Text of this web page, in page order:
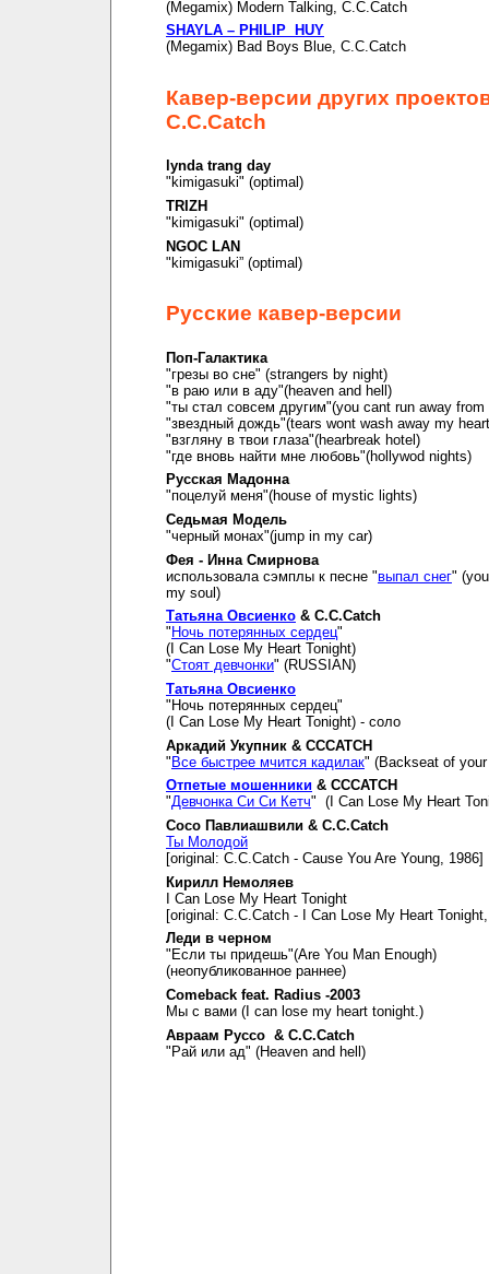
(Megamix) Modern Talking, C.C.Catch
SHAYLA – PHILIP HUY
(Megamix) Bad Boys Blue, C.C.Catch
Кавер-версии других
C.C.Catch
lynda trang day
"kimigasuki" (optimal)
TRIZH
"kimigasuki" (optimal)
NGOC LAN
"kimigasuki” (optimal)
Русские кавер-версии
Поп-Галактика
"грезы во сне" (strangers by night)
"в раю или в аду"(heaven and hell)
"ты стал совсем другим"(you cant run away from
"звездный дождь"(tears wont wash away my
"взгляну в твои глаза"(hearbreak hotel)
"где вновь найти мне любовь"(hollywod nights)
Русская Мадонна
"поцелуй меня"(house of mystic lights)
Седьмая Модель
"черный монах"(jump in my car)
Фея - Инна Смирнова
использовала сэмплы к песне "выпал снег"
my soul)
Татьяна Овсиенко & C.C.Catch
" Ночь потерянных сердец"
(I Can Lose My Heart Tonight)
"Стоят девчонки" (RUSSIAN)
Татьяна Овсиенко
"Ночь потерянных сердец"
(I Can Lose My Heart Tonight) - соло
Аркадий Укупник & CCCATCH
"Все быстрее мчится кадилак" (Backseat of
Отпетые мошенники & CCCATCH
"Девчонка Си Си Кетч" (I Can Lose My Heart
Сосо Павлиашвили & C.C.Catch
Ты Молодой
[original: C.C.Catch - Cause You Are Young, 1986]
Кирилл Немоляев
I Can Lose My Heart Tonight
[original: C.C.Catch - I Can Lose My Heart
Леди в черном
"Если ты придешь"(Are You Man Enough)
(неопубликованное раннее)
Comeback feat. Radius -2003
Мы с вами (I can lose my heart tonight.)
Авраам Руссо & C.C.Catch
"Рай или ад" (Heaven and hell)